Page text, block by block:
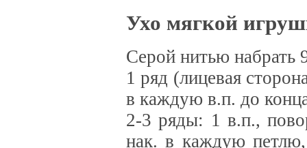
Ухо мягкой
Серой нитью набрать
1 ряд (лицевая
в каждую в.п. до
2-3 ряды: 1 в.п.,
нак. в каждую